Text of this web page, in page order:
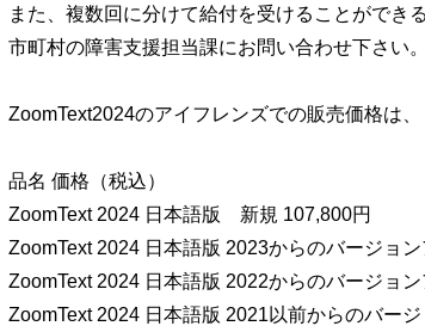
また、複数回に分けて給付を受けることができ
市町村の障害支援担当課にお問い合わせ下さい。
ZoomText2024のアイフレンズでの販売価格は、
品名 価格（税込）
ZoomText 2024 日本語版 新規 107,800円
ZoomText 2024 日本語版 2023からのバージョ
ZoomText 2024 日本語版 2022からのバージョ
ZoomText 2024 日本語版 2021以前からのバー